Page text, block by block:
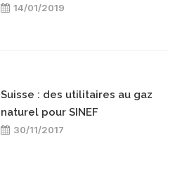
14/01/2019
Suisse : des utilitaires au gaz
naturel pour SINEF
30/11/2017